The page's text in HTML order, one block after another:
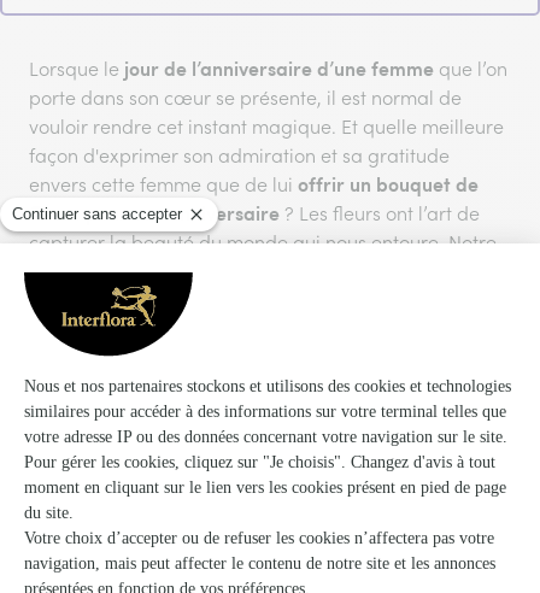
Lorsque le jour de l’anniversaire d’une femme que l’on
porte dans son cœur se présente, il est normal de
vouloir rendre cet instant magique. Et quelle meilleure
façon d'exprimer son admiration et sa gratitude
envers cette femme que de lui offrir un bouquet de
fleurs pour son anniversaire ? Les fleurs ont l’art de
capturer la beauté du monde qui nous entoure. Notre
équipe d’artisans fleuristes Interflora
soigneusement arrangé chaque
pour ajouter un air de fête à ce jour mémorable.
Laissez-nous vous présenter notre collection de
bouquets de fleurs pour l’anniversaire d’une femme
où chaque éclosion raconte une histoire et chaque
couleur embrasse une émotion !
Quelles variétés privilégier dans un
bouquet de fleurs pour l’anniversaire
d’une femme ?